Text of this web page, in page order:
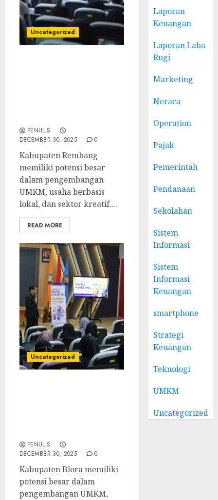
Uncategorized
PENULIS
DECEMBER 30, 2025
0
Kabupaten Rembang
memiliki potensi besar
dalam pengembangan
UMKM, usaha berbasis
lokal, dan sektor kreatif....
READ MORE
Uncategorized
PENULIS
DECEMBER 30, 2025
0
Kabupaten Blora memiliki
potensi besar dalam
pengembangan UMKM,
Laporan
Keuangan
Laporan Laba
Rugi
Marketing
Neraca
Operation
Pajak
Pemerintah
Pendanaan
Sekolahan
Sistem
Informasi
Sistem
Informasi
Keuangan
smartphone
Strategi
Keuangan
Teknologi
UMKM
Uncategorized